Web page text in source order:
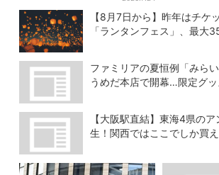
しる
巨大ガチャも
【8月7日から】昨年はチケ
「ランタンフェス」、最大
ファミリアの夏恒例「みら
うめだ本店で開幕…限定グ
【大阪駅直結】東海4県の
生！関西ではここでしか買